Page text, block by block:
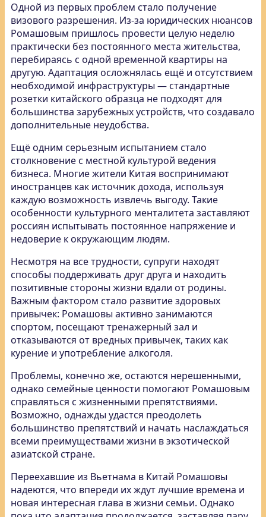
Одной из первых проблем стало получение
визового разрешения. Из-за юридических нюансов
Ромашовым пришлось провести целую неделю
практически без постоянного места жительства,
перебираясь с одной временной квартиры на
другую. Адаптация осложнялась ещё и отсутствием
необходимой инфраструктуры — стандартные
розетки китайского образца не подходят для
большинства зарубежных устройств, что создавало
дополнительные неудобства.
Ещё одним серьезным испытанием стало
столкновение с местной культурой ведения
бизнеса. Многие жители Китая воспринимают
иностранцев как источник дохода, используя
каждую возможность извлечь выгоду. Такие
особенности культурного менталитета заставляют
россиян испытывать постоянное напряжение и
недоверие к окружающим людям.
Несмотря на все трудности, супруги находят
способы поддерживать друг друга и находить
позитивные стороны жизни вдали от родины.
Важным фактором стало развитие здоровых
привычек: Ромашовы активно занимаются
спортом, посещают тренажерный зал и
отказываются от вредных привычек, таких как
курение и употребление алкоголя.
Проблемы, конечно же, остаются нерешенными,
однако семейные ценности помогают Ромашовым
справляться с жизненными препятствиями.
Возможно, однажды удастся преодолеть
большинство препятствий и начать наслаждаться
всеми преимуществами жизни в экзотической
азиатской стране.
Переехавшие из Вьетнама в Китай Ромашовы
надеются, что впереди их ждут лучшие времена и
новая интересная глава в жизни семьи. Однако